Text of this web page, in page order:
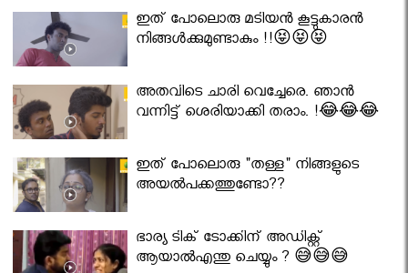
ഇത് പോലൊരു മടിയൻ കൂട്ടുകാരൻ
നിങ്ങൾക്കുമുണ്ടാകും !!😝😝😝
അതവിടെ ചാരി വെച്ചേരെ. ഞാൻ
വന്നിട്ട് ശെരിയാക്കി തരാം. !😂😂😂
ഇത് പോലൊരു "തള്ള" നിങ്ങളുടെ
അയല്‍പക്കത്തുണ്ടോ??
ഭാര്യ ടിക് ടോക്കിന് അഡിക്റ്റ്
ആയാൽഎന്തു ചെയ്യും ? 😅😅😅